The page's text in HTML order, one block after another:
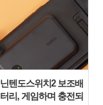
닌텐도스위치2 보조배
터리, 게임하며 충전되